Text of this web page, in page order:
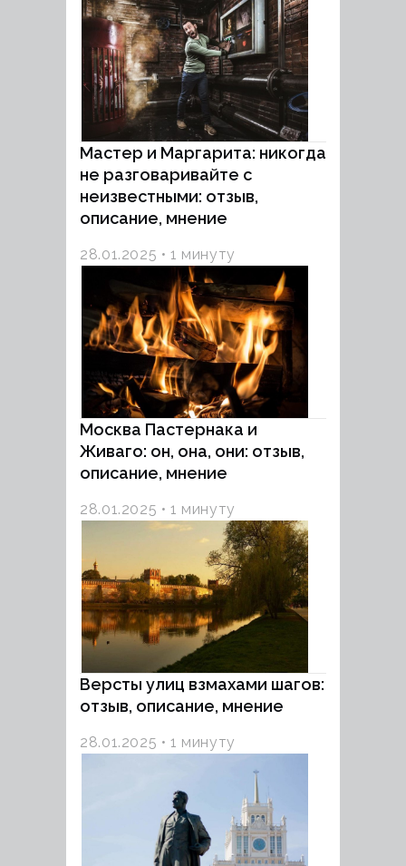
Мастер и Маргарита: никогда
не разговаривайте с
неизвестными: отзыв,
описание, мнение
28.01.2025 1 минуту
Москва Пастернака и
Живаго: он, она, они: отзыв,
описание, мнение
28.01.2025 1 минуту
Версты улиц взмахами шагов:
отзыв, описание, мнение
28.01.2025 1 минуту